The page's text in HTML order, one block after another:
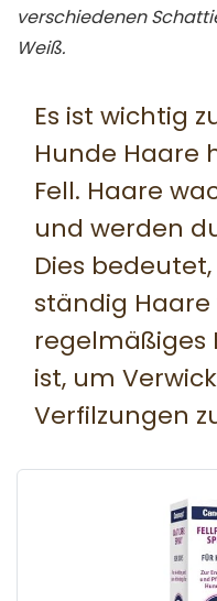
verschiedenen
Weiß.
Es ist wichtig
Hunde Haare
Fell. Haare
und werden
Dies
ständig
regelmäßiges
ist, um
Verfilzungen